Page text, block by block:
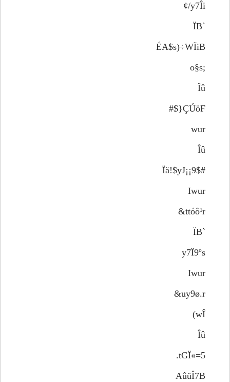
y7Îi/¢
`ÏB
ÉA$s)÷WÏiB
;o§s
Îû
ÇÚöF{$#
wur
Îû
Ïä!$yJ¡¡9$#
Iwur
ttóô¹r&
`ÏB
y7Ï9ºs
Iwur
uy9ø.r&
wÎ)
Îû
5=»tGÏ.
AûüÎ7B